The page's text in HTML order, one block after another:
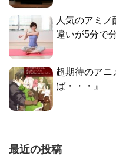
人気のアミ
違いが5分で
超期待のアニ
ば・・・』
最近の投稿